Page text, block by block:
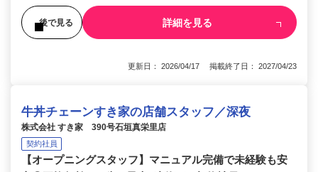
後で見る 詳細を見る
更新日： 2026/04/17 掲載終了日： 2027/04/23
牛丼チェーンすき家の店舗スタッフ／深夜
株式会社 すき家 390号石垣真栄里店
契約社員
【オープニングスタッフ】マニュアル完備で未経験も安